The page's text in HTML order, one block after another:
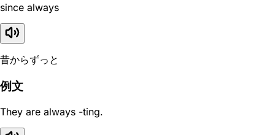
since always
昔からずっと
例文
They are always -ting.